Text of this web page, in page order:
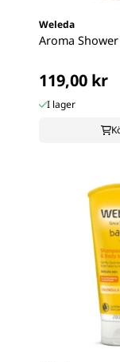
Weleda
Aroma
119,00 kr
I lager